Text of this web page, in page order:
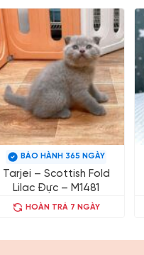
BẢO HÀNH 365 NGÀY
Tarjei – Scottish Fold
Lilac Đực – M1481
HOÀN TRẢ 7 NGÀY